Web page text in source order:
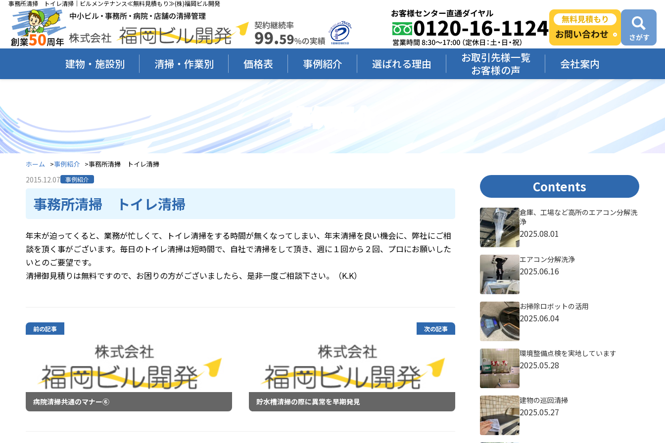
事務所清掃 トイレ清掃｜ビルメンテナンス≪無料見積もり≫(株)福岡ビル開発
建物・施設別 清掃・作業別 価格表 事例紹介 選ばれる理由
お取引先様一覧
お客様の声
会社案内
事例紹介
ホーム 事例紹介 事務所清掃 トイレ清掃
2015.12.07 事例紹介
事務所清掃 トイレ清掃
年末が迫ってくると、業務が忙しくて、トイレ清掃をする時間が無くなってしまい、年末清掃を良い機会に、弊社にご相
談を頂く事がございます。毎日のトイレ清掃は短時間で、自社で清掃をして頂き、週に１回から２回、プロにお願いした
いとのご要望です。
清掃御見積りは無料ですので、お困りの方がございましたら、是非一度ご相談下さい。（K.K）
前の記事
病院清掃共通のマナー⑥
次の記事
貯水槽清掃の際に異常を早期発見
Contents
倉庫、工場など高所のエアコン分解洗
浄
2025.08.01
エアコン分解洗浄
2025.06.16
お掃除ロボットの活用
2025.06.04
環境整備点検を実地しています
2025.05.28
建物の巡回清掃
2025.05.27